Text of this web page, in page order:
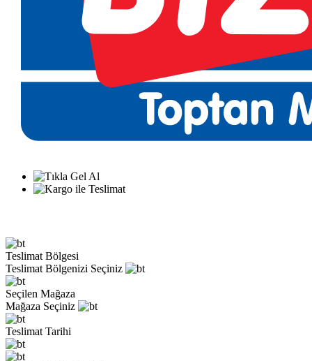
Teslimat Bölgesi
Teslimat Bölgenizi Seçiniz
Seçilen Mağaza
Mağaza Seçiniz
Teslimat Tarihi